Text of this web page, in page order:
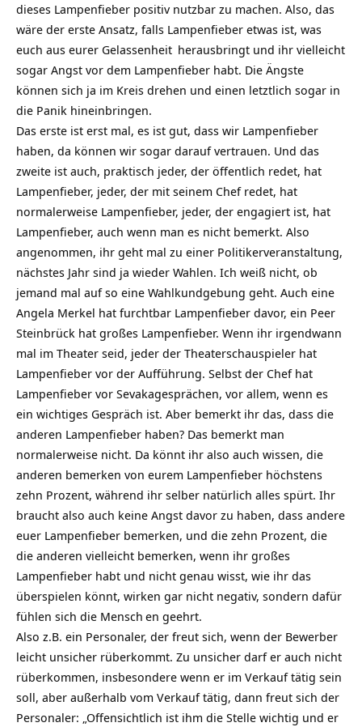
dieses Lampenfieber positiv nutzbar zu machen. Also, das
wäre der erste Ansatz, falls Lampenfieber etwas ist, was
euch aus eurer Gelassenheit herausbringt und ihr vielleicht
sogar Angst vor dem Lampenfieber habt. Die Ängste
können sich ja im Kreis drehen und einen letztlich sogar in
die Panik hineinbringen.
Das erste ist erst mal, es ist gut, dass wir Lampenfieber
haben, da können wir sogar darauf vertrauen. Und das
zweite ist auch, praktisch jeder, der öffentlich redet, hat
Lampenfieber, jeder, der mit seinem Chef redet, hat
normalerweise Lampenfieber, jeder, der engagiert ist, hat
Lampenfieber, auch wenn man es nicht bemerkt. Also
angenommen, ihr geht mal zu einer Politikerveranstaltung,
nächstes Jahr sind ja wieder Wahlen. Ich weiß nicht, ob
jemand mal auf so eine Wahlkundgebung geht. Auch eine
Angela Merkel hat furchtbar Lampenfieber davor, ein Peer
Steinbrück hat großes Lampenfieber. Wenn ihr irgendwann
mal im Theater seid, jeder der Theaterschauspieler hat
Lampenfieber vor der Aufführung. Selbst der Chef hat
Lampenfieber vor Sevakagesprächen, vor allem, wenn es
ein wichtiges Gespräch ist. Aber bemerkt ihr das, dass die
anderen Lampenfieber haben? Das bemerkt man
normalerweise nicht. Da könnt ihr also auch wissen, die
anderen bemerken von eurem Lampenfieber höchstens
zehn Prozent, während ihr selber natürlich alles spürt. Ihr
braucht also auch keine Angst davor zu haben, dass andere
euer Lampenfieber bemerken, und die zehn Prozent, die
die anderen vielleicht bemerken, wenn ihr großes
Lampenfieber habt und nicht genau wisst, wie ihr das
überspielen könnt, wirken gar nicht negativ, sondern dafür
fühlen sich die Mensch en geehrt.
Also z.B. ein Personaler, der freut sich, wenn der Bewerber
leicht unsicher rüberkommt. Zu unsicher darf er auch nicht
rüberkommen, insbesondere wenn er im Verkauf tätig sein
soll, aber außerhalb vom Verkauf tätig, dann freut sich der
Personaler: „Offensichtlich ist ihm die Stelle wichtig und er